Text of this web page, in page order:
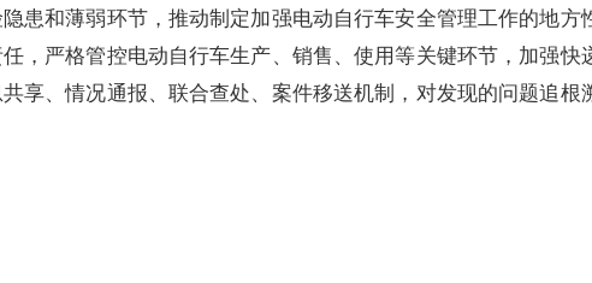
患和薄弱环节，推动制定加强电动自行车安全管理工作的地方
，严格管控电动自行车生产、销售、使用等关键环节，加强快
享、情况通报、联合查处、案件移送机制，对发现的问题追根